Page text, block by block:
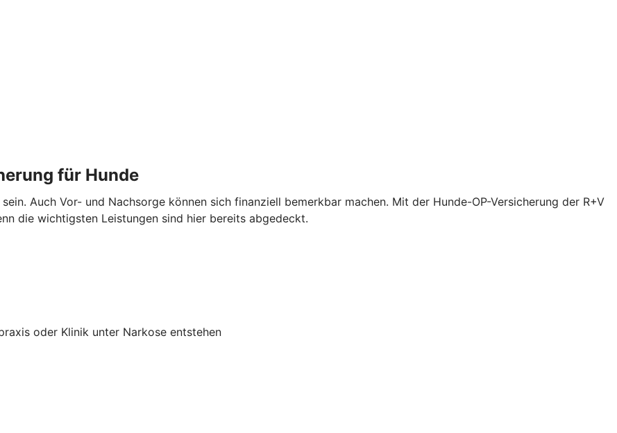
für Hunde
Auch Vor- und Nachsorge können sich finanziell bemerkbar machen. Mit der Hunde-OP-Versicherung der R+V
die wichtigsten Leistungen sind hier bereits abgedeckt.
oder Klinik unter Narkose entstehen